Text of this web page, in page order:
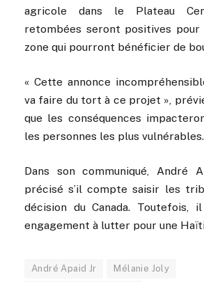
agricole dans le Plateau
retombées seront positives pour
zone qui pourront bénéficier de
« Cette annonce
va faire du tort à ce projet »,
que les conséquences
les personnes les plus vulnérables.
Dans son communiqué, André
précisé s’il compte saisir les
décision du Canada. Toutefois,
engagement à lutter pour une
André Apaid Jr Mélanie Joly